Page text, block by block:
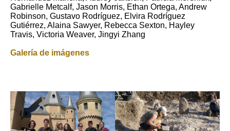
Gabrielle Metcalf, Jason Morris, Ethan Ortega, Andrew
Robinson, Gustavo Rodríguez, Elvira Rodríguez
Gutiérrez, Alaina Sawyer, Rebecca Sexton, Hayley
Travis, Victoria Weaver, Jingyi Zhang
Galería de imágenes